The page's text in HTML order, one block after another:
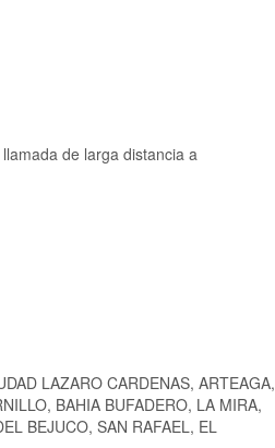
de larga distancia a
LAZARO CARDENAS, ARTEAGA,
BAHIA BUFADERO, LA MIRA,
BEJUCO, SAN RAFAEL, EL